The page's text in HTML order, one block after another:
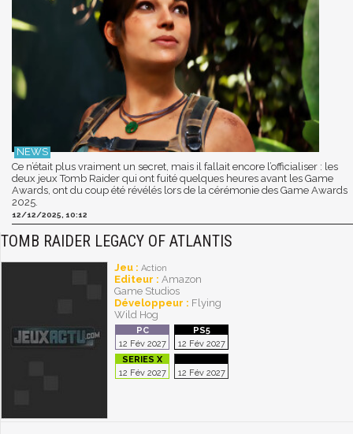
Ce n’était plus vraiment un secret, mais il fallait encore l’officialiser : les
deux jeux Tomb Raider qui ont fuité quelques heures avant les Game
Awards, ont du coup été révélés lors de la cérémonie des Game Awards
2025.
12/12/2025, 10:12
TOMB RAIDER LEGACY OF ATLANTIS
Jeu : Action
Editeur : Amazon
Game Studios
Développeur : Flying
Wild Hog
12 Fév 2027 12 Fév 2027
12 Fév 2027 12 Fév 2027